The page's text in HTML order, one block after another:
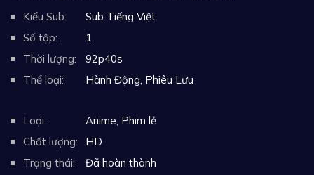
Kiểu Sub:
Sub Tiếng Việt
Số tập:
1
Thời lượng:
92p40s
Thể loại:
Hành Động, Phiêu Lưu
Loại: Anime, Phim lẻ
Chất lượng:
HD
Trạng thái:
Đã hoàn thành